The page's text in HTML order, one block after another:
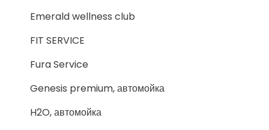
Emerald wellness club
FIT SERVICE
Fura Service
Genesis premium, автомойка
H2O, автомойка